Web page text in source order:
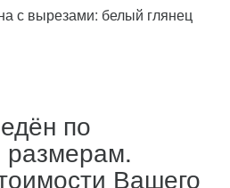
с вырезами: белый глянец
по
размерам.
Вашего